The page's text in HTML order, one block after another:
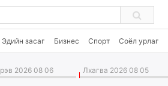
Эдийн засаг Бизнес Спорт Соёл урлаг
2026 08 06 Лхагва 2026 08 05